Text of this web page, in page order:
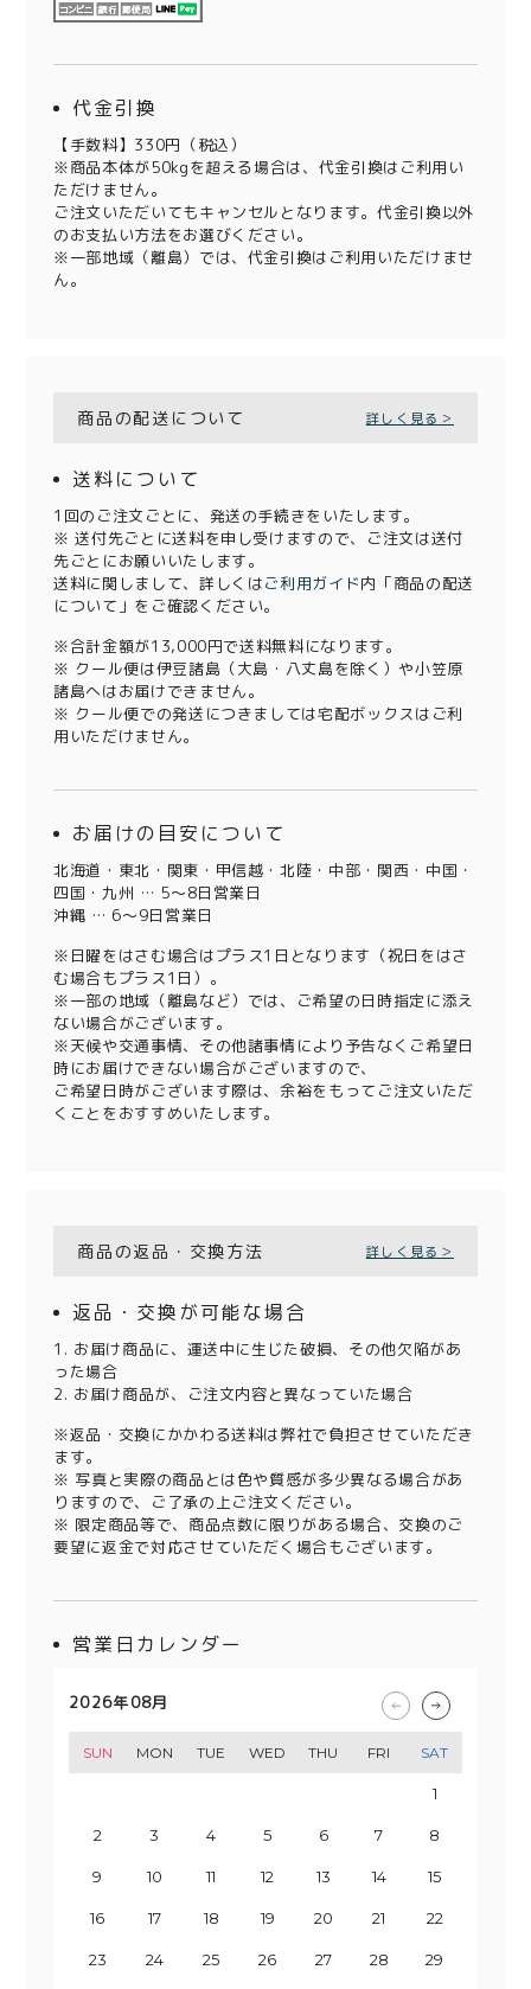
代金引換
【手数料】330円（税込）
※商品本体が50kgを超える場合は、代金引換はご利用い
ただけません。
ご注文いただいてもキャンセルとなります。代金引換以外
のお支払い方法をお選びください。
※一部地域（離島）では、代金引換はご利用いただけませ
ん。
商品の配送について 詳しく見る＞
送料について
1回のご注文ごとに、発送の手続きをいたします。
※ 送付先ごとに送料を申し受けますので、ご注文は送付
先ごとにお願いいたします。
送料に関しまして、詳しくはご利用ガイド内「商品の配送
について」をご確認ください。
※合計金額が13,000円で送料無料になります。
※ クール便は伊豆諸島（大島・八丈島を除く）や小笠原
諸島へはお届けできません。
※ クール便での発送につきましては宅配ボックスはご利
用いただけません。
お届けの目安について
北海道・東北・関東・甲信越・北陸・中部・関西・中国・
四国・九州 … 5～8日営業日
沖縄 … 6～9日営業日
※日曜をはさむ場合はプラス1日となります（祝日をはさ
む場合もプラス1日）。
※一部の地域（離島など）では、ご希望の日時指定に添え
ない場合がございます。
※天候や交通事情、その他諸事情により予告なくご希望日
時にお届けできない場合がございますので、
ご希望日時がございます際は、余裕をもってご注文いただ
くことをおすすめいたします。
商品の返品・交換方法 詳しく見る＞
返品・交換が可能な場合
1. お届け商品に、運送中に生じた破損、その他欠陥があ
った場合
2. お届け商品が、ご注文内容と異なっていた場合
※返品・交換にかかわる送料は弊社で負担させていただき
ます。
※ 写真と実際の商品とは色や質感が多少異なる場合があ
りますので、ご了承の上ご注文ください。
※ 限定商品等で、商品点数に限りがある場合、交換のご
要望に返金で対応させていただく場合もございます。
営業日カレンダー
2026年08月
SUN MON TUE WED THU FRI SAT
1
2 3 4 5 6 7 8
9 10 11 12 13 14 15
16 17 18 19 20 21 22
23 24 25 26 27 28 29
2026年09月
SUN MON TUE WED THU FRI SAT
5
6 7 8 9 10 11 12
13 14 15 16 17 18 19
20 21 22 23 24 25 26
27 28 29 30
2026年10月
SUN MON TUE WED THU FRI SAT
3
4 5 6 7 8 9 10
11 12 13 14 15 16 17
18 19 20 21 22 23 24
25 26 27 28 29 30 31
2026年11月
SUN MON TUE WED THU FRI SAT
7
8 9 10 11 12 13 14
15 16 17 18 19 20 21
22 23 24 25 26 27 28
29 30